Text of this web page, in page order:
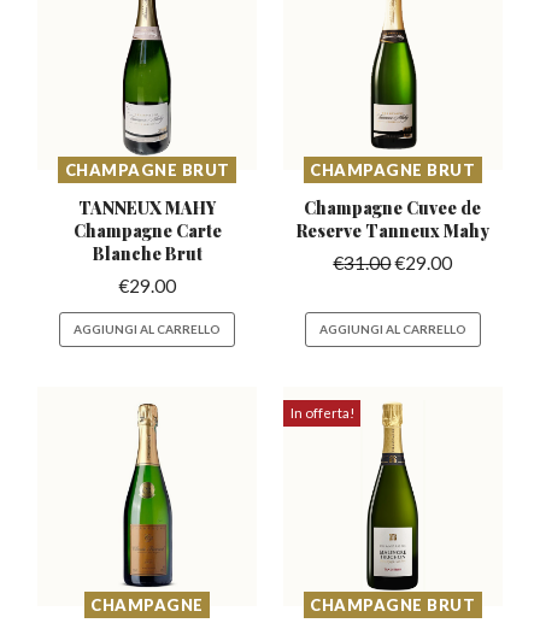
CHAMPAGNE BRUT
TANNEUX MAHY
Champagne Carte
Blanche Brut
€29.00
AGGIUNGI AL CARRELLO
CHAMPAGNE BRUT
Champagne Cuvee de
Reserve Tanneux Mahy
€31.00€29.00
AGGIUNGI AL CARRELLO
CHAMPAGNE
In offerta!
CHAMPAGNE BRUT